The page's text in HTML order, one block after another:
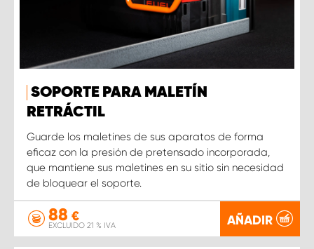
SOPORTE PARA MALETÍN
RETRÁCTIL
Guarde los maletines de sus aparatos de forma
eficaz con la presión de pretensado incorporada,
que mantiene sus maletines en su sitio sin necesidad
de bloquear el soporte.
88 €
EXCLUIDO 21 % IVA AÑADIR